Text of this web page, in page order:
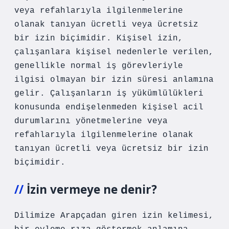
veya refahlarıyla ilgilenmelerine
olanak tanıyan ücretli veya ücretsiz
bir izin biçimidir. Kişisel izin,
çalışanlara kişisel nedenlerle verilen,
genellikle normal iş görevleriyle
ilgisi olmayan bir izin süresi anlamına
gelir. Çalışanların iş yükümlülükleri
konusunda endişelenmeden kişisel acil
durumlarını yönetmelerine veya
refahlarıyla ilgilenmelerine olanak
tanıyan ücretli veya ücretsiz bir izin
biçimidir.
İzin vermeye ne denir?
Dilimize Arapçadan giren izin kelimesi,